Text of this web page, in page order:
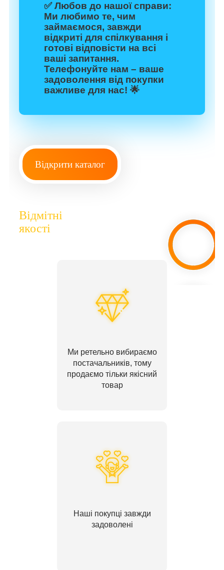
✅Любов до нашої справи:
Ми любимо те, чим
займаємося, завжди
відкриті для спілкування і
готові відповісти на всі
ваші запитання.
Телефонуйте нам – ваше
задоволення від покупки
важливе для нас! 🌟
Відкрити каталог
Відмітні
якості
Ми ретельно вибираємо
постачальників, тому
продаємо тільки якісний
товар
Наші покупці завжди
задоволені